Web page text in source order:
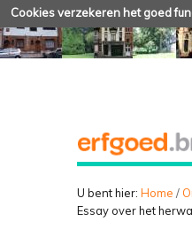
Cookies verzekeren het goed
U bent hier: Home /
Essay over het